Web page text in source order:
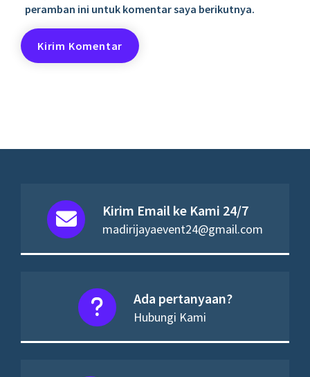
peramban ini untuk komentar saya berikutnya.
Kirim Email ke Kami 24/7
madirijayaevent24@gmail.com
Ada pertanyaan?
Hubungi Kami